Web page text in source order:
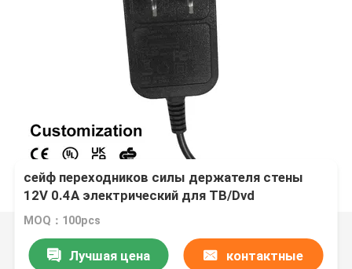
сейф переходников силы держателя стены
12V 0.4A электрический для ТВ/Dvd
MOQ：100pcs
Лучшая цена контактные